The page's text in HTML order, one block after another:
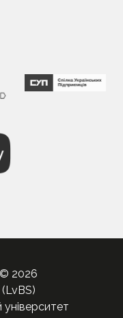
2026
університет